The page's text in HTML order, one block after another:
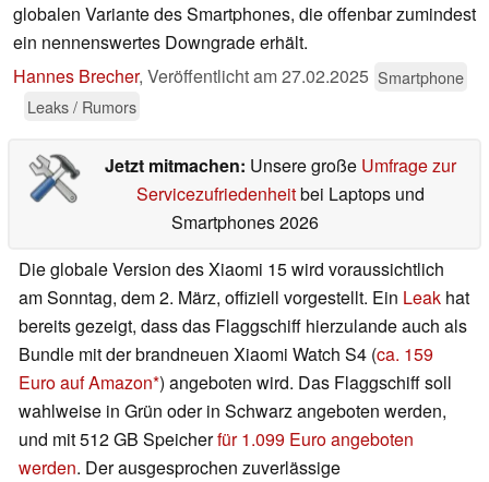
globalen Variante des Smartphones, die offenbar zumindest
ein nennenswertes Downgrade erhält.
Hannes Brecher, Veröffentlicht am27.02.2025 Smartphone
Leaks / Rumors
Jetzt mitmachen: Unsere große Umfrage zur
Servicezufriedenheitbei Laptops und
Smartphones 2026
Die globale Version des Xiaomi 15 wird voraussichtlich
am Sonntag, dem 2. März, offiziell vorgestellt. Ein Leak hat
bereits gezeigt, dass das Flaggschiff hierzulande auch als
Bundle mit der brandneuen Xiaomi Watch S4 (ca. 159
Euro auf Amazon ) angeboten wird. Das Flaggschiff soll
wahlweise in Grün oder in Schwarz angeboten werden,
und mit 512 GB Speicherfür 1.099 Euro angeboten
werden. Der ausgesprochen zuverlässige